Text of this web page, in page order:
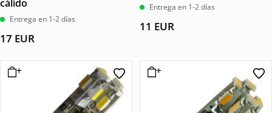
cálido
Entrega en 1-2 días
17 EUR
Entrega en 1-2 días
11 EUR